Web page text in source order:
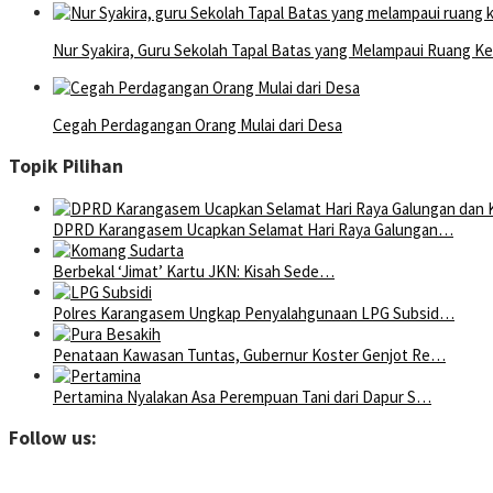
Nur Syakira, Guru Sekolah Tapal Batas yang Melampaui Ruang
Cegah Perdagangan Orang Mulai dari Desa
Topik Pilihan
DPRD Karangasem Ucapkan Selamat Hari Raya Galungan…
Berbekal ‘Jimat’ Kartu JKN: Kisah Sede…
Polres Karangasem Ungkap Penyalahgunaan LPG Subsid…
Penataan Kawasan Tuntas, Gubernur Koster Genjot Re…
Pertamina Nyalakan Asa Perempuan Tani dari Dapur S…
Follow us: